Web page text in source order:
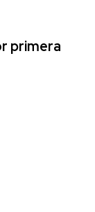
primera